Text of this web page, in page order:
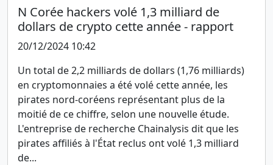
N Corée hackers volé 1,3 milliard de
dollars de crypto cette année - rapport
20/12/2024 10:42
Un total de 2,2 milliards de dollars (1,76 milliards)
en cryptomonnaies a été volé cette année, les
pirates nord-coréens représentant plus de la
moitié de ce chiffre, selon une nouvelle étude.
L'entreprise de recherche Chainalysis dit que les
pirates affiliés à l'État reclus ont volé 1,3 milliard
de...